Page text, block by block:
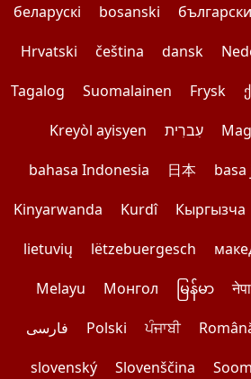
беларускі
bosanski български
Hrvatski
čeština dansk
Tagalog
Suomalainen Frysk
Kreyòl ayisyen
עִברִית
bahasa Indonesia
日本 basa
Kinyarwanda
Kurdî Кыргызча
lietuvių
lëtzebuergesch
Melayu
Монгол မြန်မာ
فارسی
Polski ਪੰਜਾਬੀ
slovenský
Slovenščina